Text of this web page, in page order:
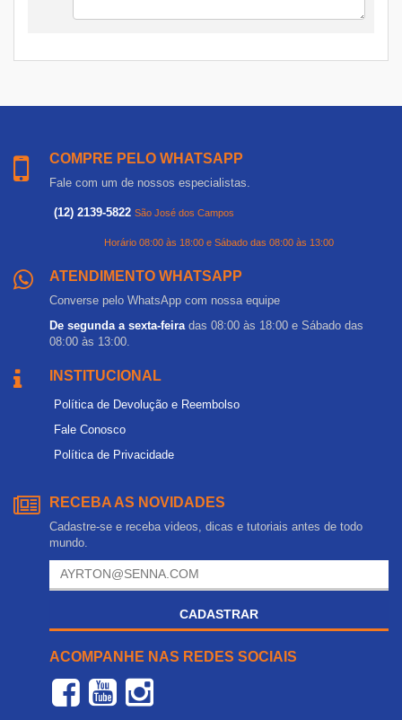
COMPRE PELO WHATSAPP
Fale com um de nossos especialistas.
(12) 2139-5822 São José dos Campos
Horário 08:00 às 18:00 e Sábado das 08:00 às 13:00
ATENDIMENTO WHATSAPP
Converse pelo WhatsApp com nossa equipe
De segunda a sexta-feira das 08:00 às 18:00 e Sábado das
08:00 às 13:00.
INSTITUCIONAL
Política de Devolução e Reembolso
Fale Conosco
Política de Privacidade
RECEBA AS NOVIDADES
Cadastre-se e receba videos, dicas e tutoriais antes de todo
mundo.
CADASTRAR
ACOMPANHE NAS REDES SOCIAIS